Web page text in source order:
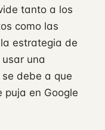
tanto a los
como las
estrategia de
una
debe a que
en Google